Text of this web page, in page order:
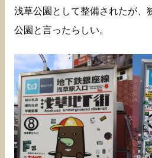
浅草公園として整備されたが、
公園と言ったらしい。